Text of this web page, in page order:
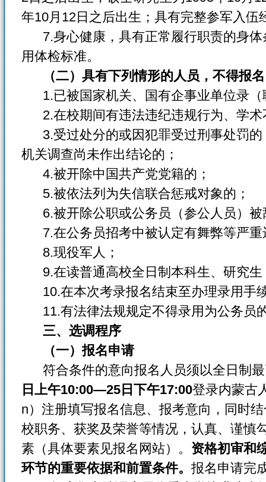
年10月12日之后出生；具有完整参军入伍
7.身心健康，具有正常履行职责的身体
用体检标准。
（二）具有下列情形的人员，不得报
1.已被国家机关、国有企事业单位录（
2.在校期间有违法违纪违规行为、学术
3.受过处分的或因犯罪受过刑事处罚的
机关调查尚未作出结论的；
4.被开除中国共产党党籍的；
5.被依法列为失信联合惩戒对象的；
6.被开除公职或公务员（参公人员）被
7.在公务员招考中被认定有舞弊等严重
8.现役军人；
9.在读普通高校全日制本科生、研究生
10.在本次考录报名结束至办理录用手
11.有法律法规规定不得录用为公务员
三、选调程序
（一）报名申请
符合条件的意向报名人员须以全日制最
日上午10:00—25日下午17:00登录内蒙古
n）注册填写报名信息、报考意向，同时
校职务、获奖及荣誉等情况，认真、谨慎
素（具体要素见报名网站）。 资格初审和
环节的重要依据和前置条件。 报名申请完